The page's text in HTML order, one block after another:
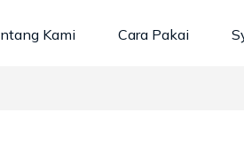
Kami Cara Pakai